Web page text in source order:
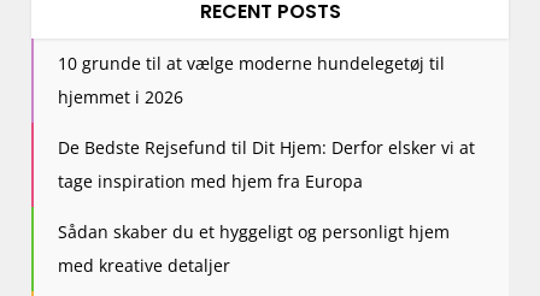
RECENT POSTS
10 grunde til at vælge moderne hundelegetøj til
hjemmet i 2026
De Bedste Rejsefund til Dit Hjem: Derfor elsker vi at
tage inspiration med hjem fra Europa
Sådan skaber du et hyggeligt og personligt hjem
med kreative detaljer